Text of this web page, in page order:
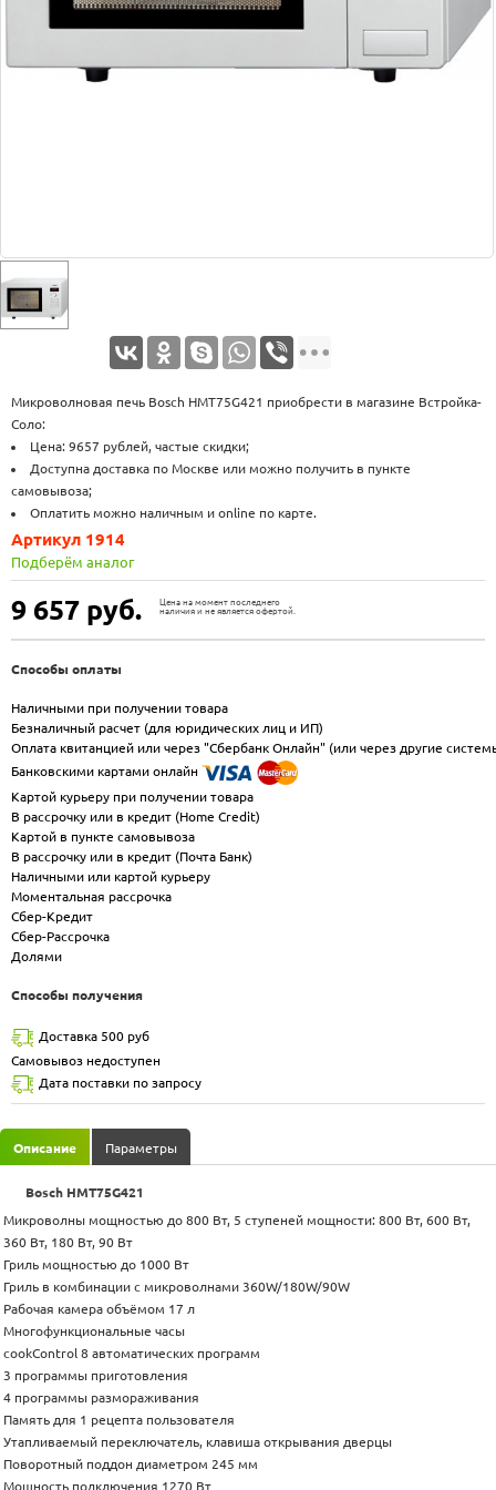
Доставка
Возврат
Микроволновая печь Bosch HMT75G421 приобрести в магазине Встройка-
Соло:
Цена: 9657 рублей, частые скидки;
Доступна доставка по Москве или можно получить в пункте
самовывоза;
Оплатить можно наличным и online по карте.
9 657 руб.
Цена на момент последнего
наличия и не является офертой.
Артикул 1914
Подберём аналог
Способы оплаты
Наличными при получении товара
Безналичный расчет (для юридических лиц и ИП)
Оплата квитанцией или через "Сбербанк Онлайн" (или через другие
Банковскими картами онлайн
Картой курьеру при получении товара
В рассрочку или в кредит (Home Credit)
Картой в пункте самовывоза
В рассрочку или в кредит (Почта Банк)
Наличными или картой курьеру
Моментальная рассрочка
Сбер-Кредит
Сбер-Рассрочка
Долями
Способы получения
Доставка 500 руб
Самовывоз недоступен
Дата поставки по запросу
Описание Параметры
Bosch HMT75G421
Микроволны мощностью до 800 Вт, 5 ступеней мощности: 800 Вт, 600 Вт,
360 Вт, 180 Вт, 90 Вт
Гриль мощностью до 1000 Вт
Гриль в комбинации с микроволнами 360W/180W/90W
Рабочая камера объёмом 17 л
Многофункциональные часы
cookControl 8 автоматических программ
3 программы приготовления
4 программы размораживания
Память для 1 рецепта пользователя
Утапливаемый переключатель, клавиша открывания дверцы
Поворотный поддон диаметром 245 мм
Мощность подключения 1270 Вт